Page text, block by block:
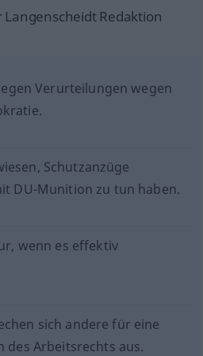
Redaktion
Verurteilungen wegen
Schutzanzüge
DU-Munition zu tun haben.
wenn es effektiv
sich andere für eine
Arbeitsrechts aus.